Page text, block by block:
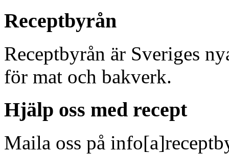
Receptbyrån
Receptbyrån är Sveriges
för mat och bakverk.
Hjälp oss med recept
Maila oss på